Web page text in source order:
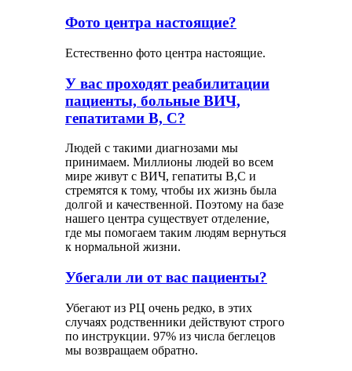
Фото центра настоящие?
Естественно фото центра настоящие.
У вас проходят реабилитации
пациенты, больные ВИЧ,
гепатитами В, С?
Людей с такими диагнозами мы
принимаем. Миллионы людей во всем
мире живут с ВИЧ, гепатиты В,С и
стремятся к тому, чтобы их жизнь была
долгой и качественной. Поэтому на базе
нашего центра существует отделение,
где мы помогаем таким людям вернуться
к нормальной жизни.
Убегали ли от вас пациенты?
Убегают из РЦ очень редко, в этих
случаях родственники действуют строго
по инструкции. 97% из числа беглецов
мы возвращаем обратно.